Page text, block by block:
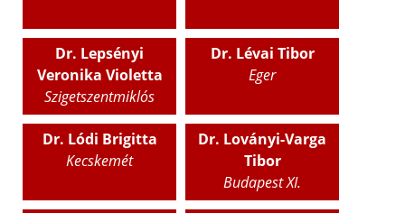
Dr. Lepsényi
Veronika Violetta
Szigetszentmiklós
Dr. Lévai Tibor
Eger
Dr. Lódi Brigitta
Kecskemét
Dr. Loványi-Varga
Tibor
Budapest XI.